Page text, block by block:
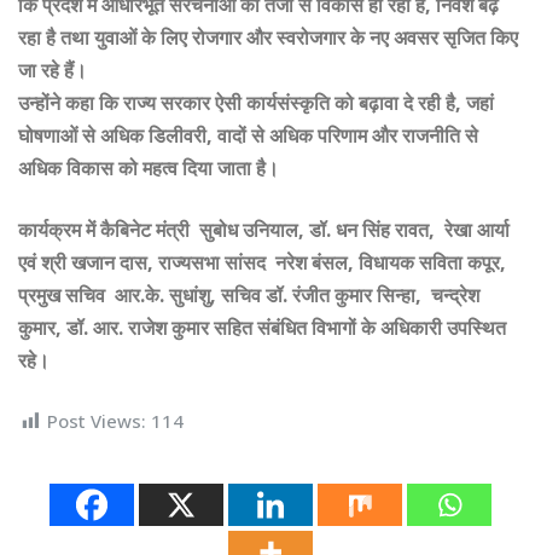
रहा है तथा युवाओं के लिए रोजगार और स्वरोजगार के नए अवसर सृजित किए
जा रहे हैं।
उन्होंने कहा कि राज्य सरकार ऐसी कार्यसंस्कृति को बढ़ावा दे रही है, जहां
घोषणाओं से अधिक डिलीवरी, वादों से अधिक परिणाम और राजनीति से
अधिक विकास को महत्व दिया जाता है।
कार्यक्रम में कैबिनेट मंत्री सुबोध उनियाल, डॉ. धन सिंह रावत, रेखा आर्या
एवं श्री खजान दास, राज्यसभा सांसद नरेश बंसल, विधायक सविता कपूर,
प्रमुख सचिव आर.के. सुधांशु, सचिव डॉ. रंजीत कुमार सिन्हा, चन्द्रेश
कुमार, डॉ. आर. राजेश कुमार सहित संबंधित विभागों के अधिकारी उपस्थित
रहे।
Post Views: 114